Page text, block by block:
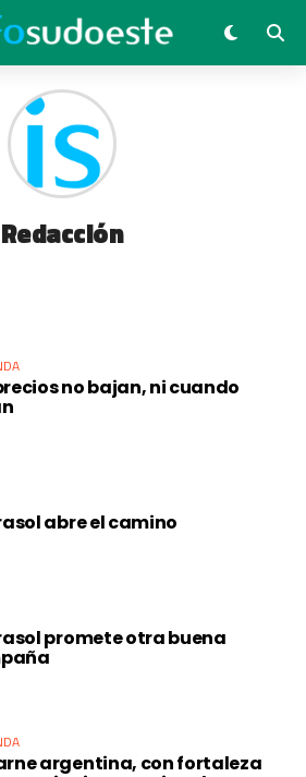
Redacción
no bajan, ni cuando
abre el camino
promete otra buena
argentina, con fortaleza